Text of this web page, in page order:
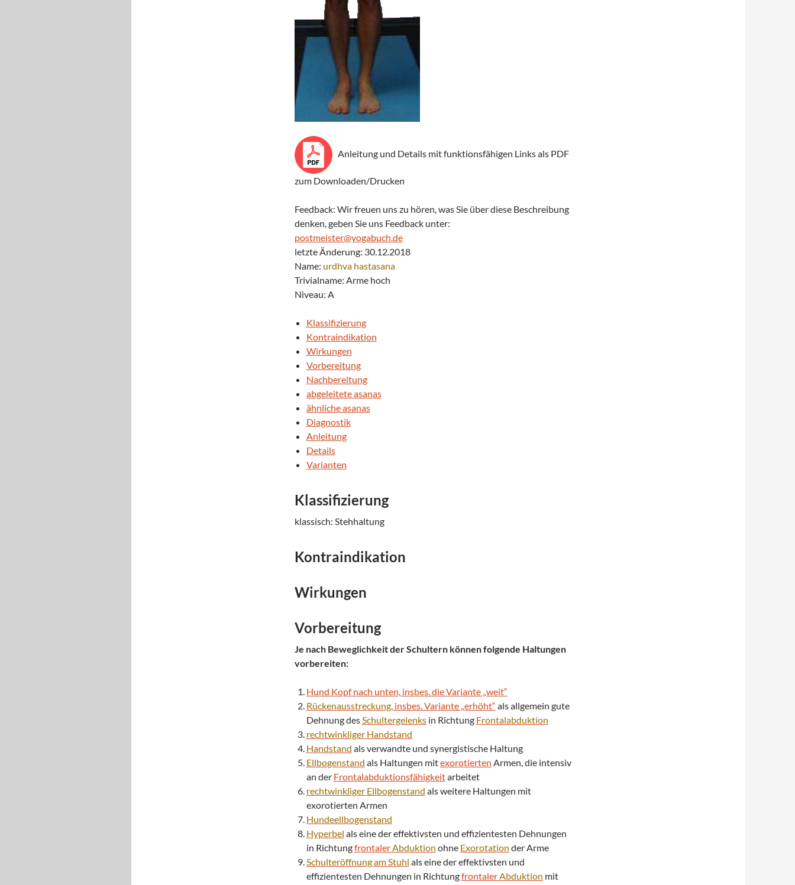
Anleitung und Details mit funktionsfähigen Links als PDF
zum Downloaden/Drucken
Feedback: Wir freuen uns zu hören, was Sie über diese Beschreibung
denken, geben Sie uns Feedback unter:
postmeister@yogabuch.de
letzte Änderung: 30.12.2018
Name: urdhva hastasana
Trivialname: Arme hoch
Niveau: A
Klassifizierung
Kontraindikation
Wirkungen
Vorbereitung
Nachbereitung
abgeleitete asanas
ähnliche asanas
Diagnostik
Anleitung
Details
Varianten
Klassifizierung
klassisch: Stehhaltung
Kontraindikation
Wirkungen
Vorbereitung
Je nach Beweglichkeit der Schultern können folgende Haltungen
vorbereiten:
Hund Kopf nach unten, insbes. die Variante „weit“
Rückenausstreckung, insbes. Variante „erhöht“ als allgemein gute
Dehnung desSchultergelenksin Richtung Frontalabduktion
rechtwinkliger Handstand
Handstand als verwandte und synergistische Haltung
Ellbogenstand als Haltungen mitexorotierten Armen, die intensiv
an der Frontalabduktionsfähigkeitarbeitet
rechtwinkliger Ellbogenstand als weitere Haltungen mit
exorotierten Armen
Hundeellbogenstand
Hyperbel als eine der effektivsten und effizientesten Dehnungen
in RichtungfrontalerAbduktion ohne Exorotation der Arme
Schulteröffnung am Stuhl als eine der effektivsten und
effizientesten Dehnungen in RichtungfrontalerAbduktion mit